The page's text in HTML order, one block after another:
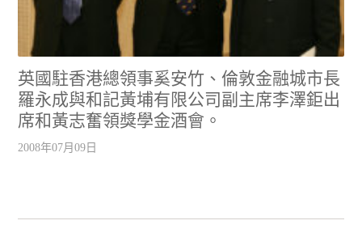
英國駐香港總領事奚安竹、倫敦金融城市長
羅永成與和記黃埔有限公司副主席李澤鉅出
席和黃志奮領獎學金酒會。
2008年07月09日